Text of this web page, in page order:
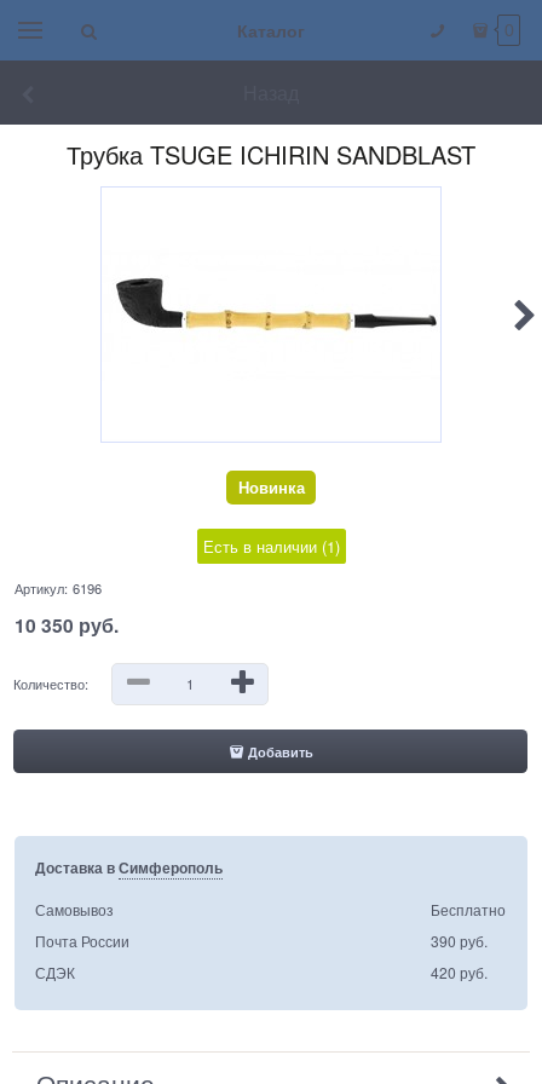
Каталог 0
Трубка TSUGE ICHIRIN SANDBLAST
Новинка
Есть в наличии (1)
Артикул: 6196
10 350 руб.
Количество:
Добавить
Доставка вСимферополь
Самовывоз
Бесплатно
Почта России
390 руб.
СДЭК
420 руб.